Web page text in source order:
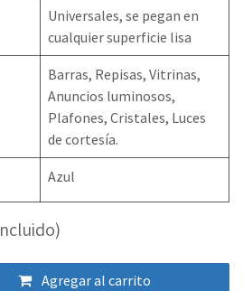
Universales, se pegan en
cualquier superficie lisa
Barras, Repisas, Vitrinas,
Anuncios luminosos,
Plafones, Cristales, Luces
de cortesía.
Azul
Agregar al carrito